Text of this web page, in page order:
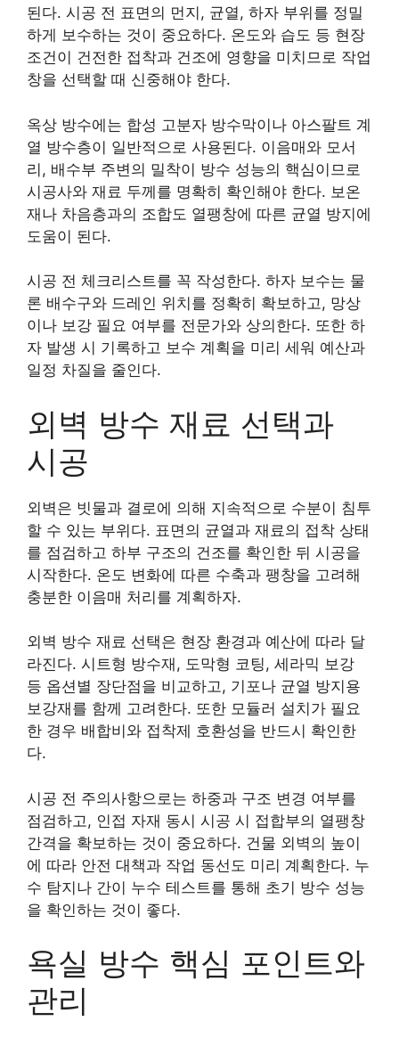
된다. 시공 전 표면의 먼지, 균열, 하자 부위를 정밀
하게 보수하는 것이 중요하다. 온도와 습도 등 현장
조건이 건전한 접착과 건조에 영향을 미치므로 작업
창을 선택할 때 신중해야 한다.
옥상 방수에는 합성 고분자 방수막이나 아스팔트 계
열 방수층이 일반적으로 사용된다. 이음매와 모서
리, 배수부 주변의 밀착이 방수 성능의 핵심이므로
시공사와 재료 두께를 명확히 확인해야 한다. 보온
재나 차음층과의 조합도 열팽창에 따른 균열 방지에
도움이 된다.
시공 전 체크리스트를 꼭 작성한다. 하자 보수는 물
론 배수구와 드레인 위치를 정확히 확보하고, 망상
이나 보강 필요 여부를 전문가와 상의한다. 또한 하
자 발생 시 기록하고 보수 계획을 미리 세워 예산과
일정 차질을 줄인다.
외벽 방수 재료 선택과
시공
외벽은 빗물과 결로에 의해 지속적으로 수분이 침투
할 수 있는 부위다. 표면의 균열과 재료의 접착 상태
를 점검하고 하부 구조의 건조를 확인한 뒤 시공을
시작한다. 온도 변화에 따른 수축과 팽창을 고려해
충분한 이음매 처리를 계획하자.
외벽 방수 재료 선택은 현장 환경과 예산에 따라 달
라진다. 시트형 방수재, 도막형 코팅, 세라믹 보강
등 옵션별 장단점을 비교하고, 기포나 균열 방지용
보강재를 함께 고려한다. 또한 모듈러 설치가 필요
한 경우 배합비와 접착제 호환성을 반드시 확인한
다.
시공 전 주의사항으로는 하중과 구조 변경 여부를
점검하고, 인접 자재 동시 시공 시 접합부의 열팽창
간격을 확보하는 것이 중요하다. 건물 외벽의 높이
에 따라 안전 대책과 작업 동선도 미리 계획한다. 누
수 탐지나 간이 누수 테스트를 통해 초기 방수 성능
을 확인하는 것이 좋다.
욕실 방수 핵심 포인트와
관리